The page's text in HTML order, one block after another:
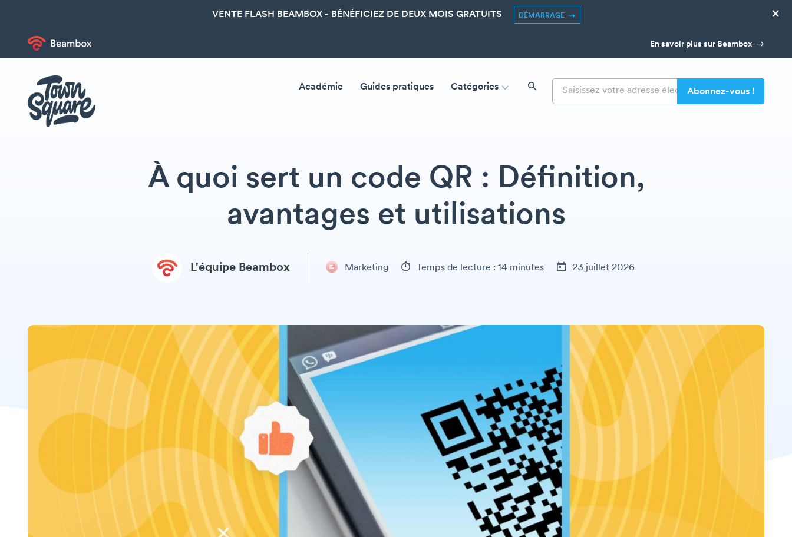
VENTE FLASH BEAMBOX - BÉNÉFICIEZ DE DEUX MOIS GRATUITS DÉMARRAGE ×
En savoir plus sur Beambox
Académie Guides pratiques Catégories
À quoi sert un code QR : Définition,
avantages et utilisations
L'équipe Beambox Marketing Temps de lecture : 14 minutes 23 juillet 2026